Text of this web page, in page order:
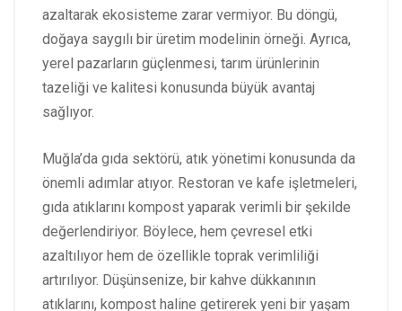
azaltarak ekosisteme zarar vermiyor. Bu döngü,
doğaya saygılı bir üretim modelinin örneği. Ayrıca,
yerel pazarların güçlenmesi, tarım ürünlerinin
tazeliği ve kalitesi konusunda büyük avantaj
sağlıyor.
Muğla’da gıda sektörü, atık yönetimi konusunda da
önemli adımlar atıyor. Restoran ve kafe işletmeleri,
gıda atıklarını kompost yaparak verimli bir şekilde
değerlendiriyor. Böylece, hem çevresel etki
azaltılıyor hem de özellikle toprak verimliliği
artırılıyor. Düşünsenize, bir kahve dükkanının
atıklarını, kompost haline getirerek yeni bir yaşam